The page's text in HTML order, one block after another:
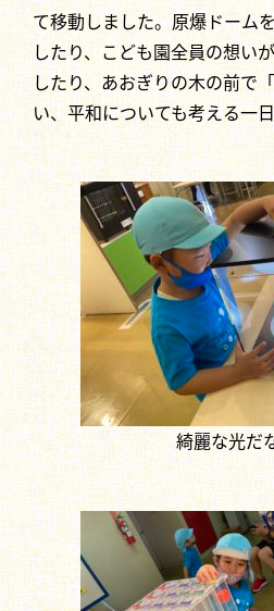
て移動しました。原爆ドーム
したり、こども園全員の想い
したり、あおぎりの木の前で
い、平和についても考える一
綺麗な光だ